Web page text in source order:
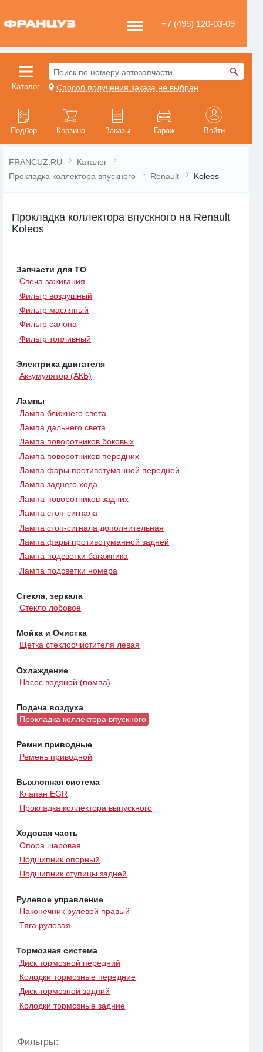
+7 (495) 120-03-09
Каталог
Поиск по номеру автозапчасти
Способ получения заказа не выбран
Подбор Корзина Заказы Гараж Войти
FRANCUZ.RU
Каталог
Прокладка коллектора впускного
Renault Koleos
Прокладка коллектора впускного на Renault
Koleos
Запчасти для ТО
Свеча зажигания
Фильтр воздушный
Фильтр масляный
Фильтр салона
Фильтр топливный
Электрика двигателя
Аккумулятор (АКБ)
Лампы
Лампа ближнего света
Лампа дальнего света
Лампа поворотников боковых
Лампа поворотников передних
Лампа фары противотуманной передней
Лампа заднего хода
Лампа поворотников задних
Лампа стоп-сигнала
Лампа стоп-сигнала дополнительная
Лампа фары противотуманной задней
Лампа подсветки багажника
Лампа подсветки номера
Стекла, зеркала
Стекло лобовое
Мойка и Очистка
Щетка стеклоочистителя левая
Охлаждение
Насос водяной (помпа)
Подача воздуха
Прокладка коллектора впускного
Ремни приводные
Ремень приводной
Выхлопная система
Клапан EGR
Прокладка коллектора выпускного
Ходовая часть
Опора шаровая
Подшипник опорный
Подшипник ступицы задней
Рулевое управление
Наконечник рулевой правый
Тяга рулевая
Тормозная система
Диск тормозной передний
Колодки тормозные передние
Диск тормозной задний
Колодки тормозные задние
Фильтры: